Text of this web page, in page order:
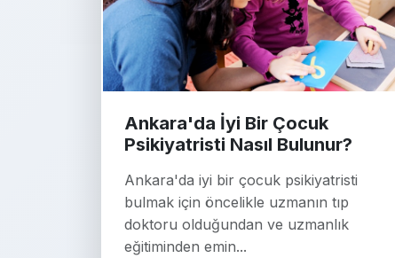
Ankara'da İyi Bir Çocuk
Psikiyatristi Nasıl Bulunur?
Ankara'da iyi bir çocuk psikiyatristi
bulmak için öncelikle uzmanın tıp
doktoru olduğundan ve uzmanlık
eğitiminden emin...